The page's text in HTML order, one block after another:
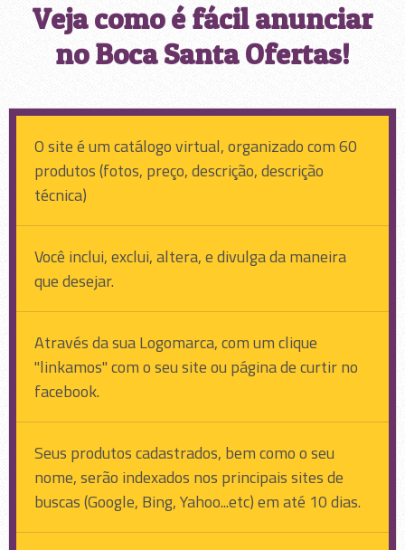
Veja como é fácil anunciar
no Boca Santa Ofertas!
O site é um catálogo virtual, organizado com 60
produtos (fotos, preço, descrição, descrição
técnica)
Você inclui, exclui, altera, e divulga da maneira
que desejar.
Através da sua Logomarca, com um clique
"linkamos" com o seu site ou página de curtir no
facebook.
Seus produtos cadastrados, bem como o seu
nome, serão indexados nos principais sites de
buscas (Google, Bing, Yahoo...etc) em até 10 dias.